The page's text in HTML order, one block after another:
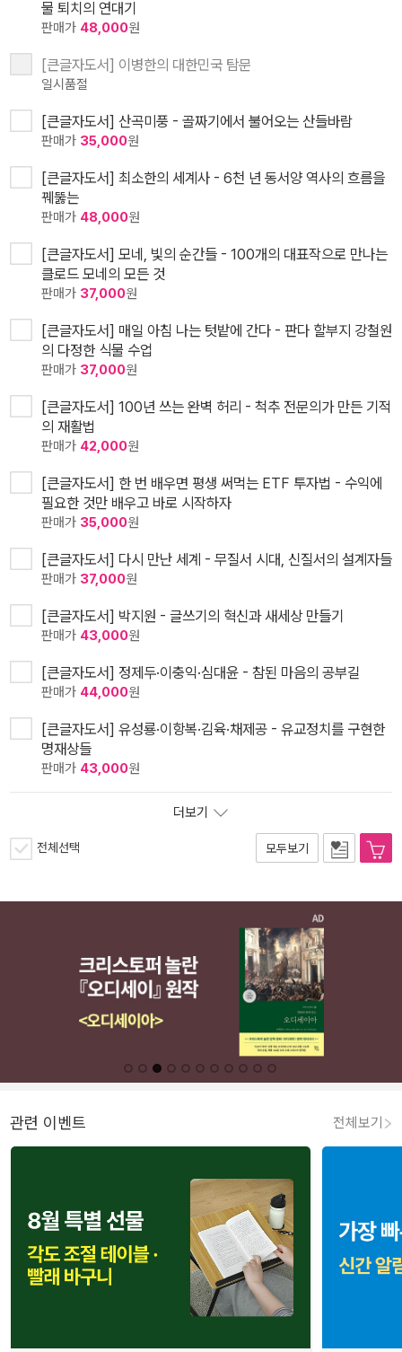
물 퇴치의 연대기
판매가 48,000원
[큰글자도서] 이병한의 대한민국 탐문
일시품절
[큰글자도서] 산곡미풍 - 골짜기에서 불어오는 산들바람
판매가 35,000원
[큰글자도서] 최소한의 세계사 - 6천 년 동서양 역사의 흐름을
꿰뚫는
판매가 48,000원
[큰글자도서] 모네, 빛의 순간들 - 100개의 대표작으로 만나는
클로드 모네의 모든 것
판매가 37,000원
[큰글자도서] 매일 아침 나는 텃밭에 간다 - 판다 할부지 강철원
의 다정한 식물 수업
판매가 37,000원
[큰글자도서] 100년 쓰는 완벽 허리 - 척추 전문의가 만든 기적
의 재활법
판매가 42,000원
[큰글자도서] 한 번 배우면 평생 써먹는 ETF 투자법 - 수익에
필요한 것만 배우고 바로 시작하자
판매가 35,000원
[큰글자도서] 다시 만난 세계 - 무질서 시대, 신질서의 설계자들
판매가 37,000원
[큰글자도서] 박지원 - 글쓰기의 혁신과 새세상 만들기
판매가 43,000원
[큰글자도서] 정제두·이충익·심대윤 - 참된 마음의 공부길
판매가 44,000원
[큰글자도서] 유성룡·이항복·김육·채제공 - 유교정치를 구현한
명재상들
판매가 43,000원
더보기
전체선택 모두보기
관련 이벤트 전체보기